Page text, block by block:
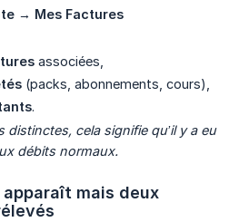
→ Mes Factures
associées,
(packs, abonnements, cours),
.
distinctes, cela signifie qu’il y a eu
débits normaux.
mais deux